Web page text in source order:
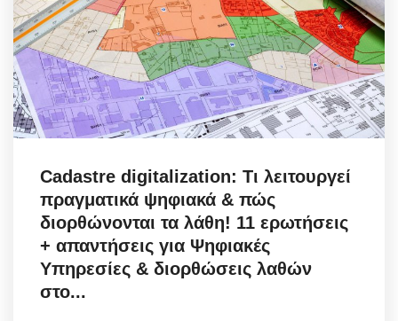
Cadastre digitalization: Τι λειτουργεί
πραγματικά ψηφιακά & πώς
διορθώνονται τα λάθη! 11 ερωτήσεις
+ απαντήσεις για Ψηφιακές
Υπηρεσίες & διορθώσεις λαθών
στο...